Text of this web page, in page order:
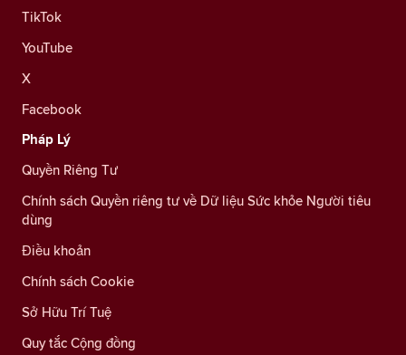
TikTok
YouTube
X
Facebook
Pháp Lý
Quyền Riêng Tư
Chính sách Quyền riêng tư về Dữ liệu Sức khỏe Người tiêu
dùng
Điều khoản
Chính sách Cookie
Sở Hữu Trí Tuệ
Quy tắc Cộng đồng